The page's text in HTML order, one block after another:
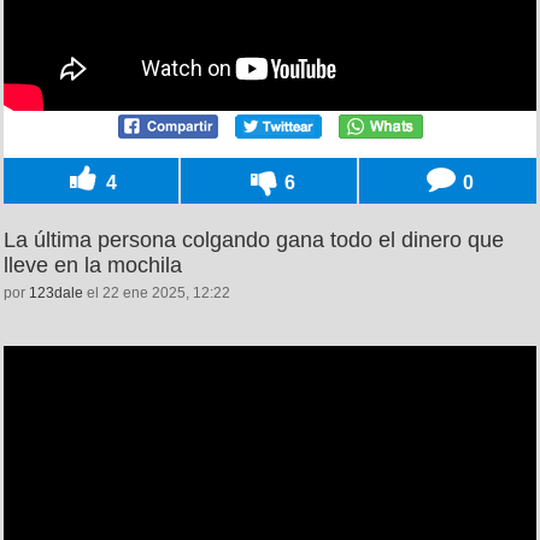
4 6 0
La última persona colgando gana todo el dinero que
lleve en la mochila
por 123dale el 22 ene 2025, 12:22